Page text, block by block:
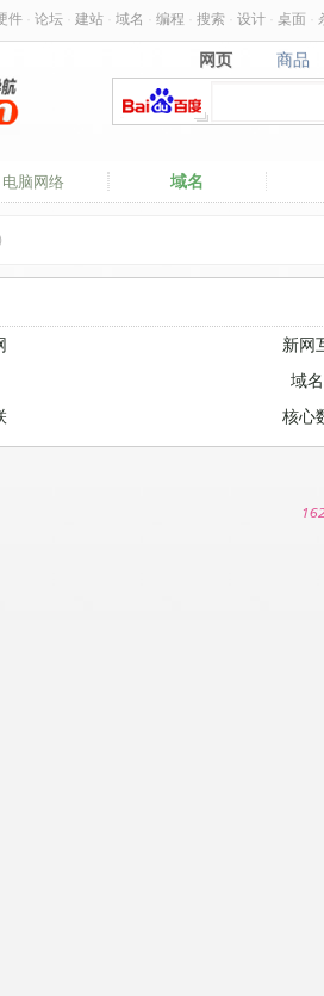
件 论坛 建站 域名 编程 搜索 设计 桌面
网页
网页 商品
商品
电脑网络 域名
新网
域
核心